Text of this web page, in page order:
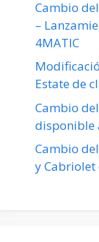
Cambio
–
4MATIC
Estate de
Cambio
disponible
Cambio
y